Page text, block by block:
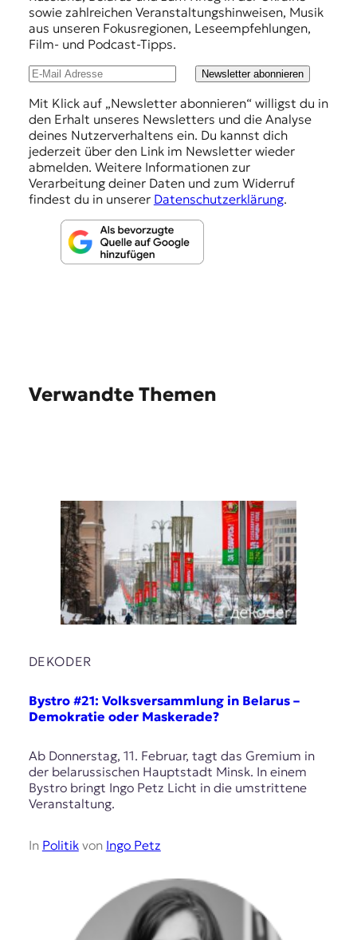
sowie zahlreichen Veranstaltungshinweisen, Musik
aus unseren Fokusregionen, Leseempfehlungen,
Film- und Podcast-Tipps.
Newsletter abonnieren
Mit Klick auf „Newsletter abonnieren“ willigst du in
den Erhalt unseres Newsletters und die Analyse
deines Nutzerverhaltens ein. Du kannst dich
jederzeit über den Link im Newsletter wieder
abmelden. Weitere Informationen zur
Verarbeitung deiner Daten und zum Widerruf
findest du in unserer Datenschutzerklärung.
Verwandte Themen
DEKODER
Bystro #21: Volksversammlung in Belarus –
Demokratie oder Maskerade?
Ab Donnerstag, 11. Februar, tagt das Gremium in
der belarussischen Hauptstadt Minsk. In einem
Bystro bringt Ingo Petz Licht in die umstrittene
Veranstaltung.
In Politikvon Ingo Petz